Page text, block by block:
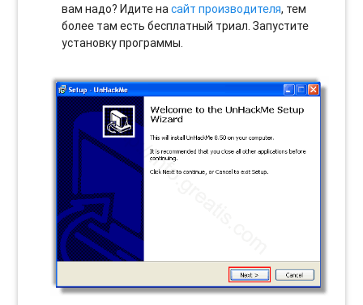
вам надо? Идите насайт производителя, тем
более там есть бесплатный триал. Запустите
установку программы.